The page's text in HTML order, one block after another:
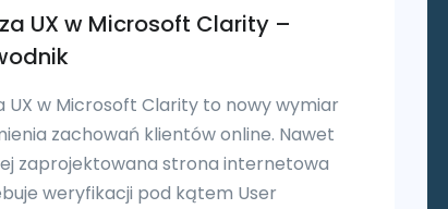
UX w Microsoft Clarity –
UX w Microsoft Clarity to nowy wymiar
zachowań klientów online. Nawet
zaprojektowana strona internetowa
weryfikacji pod kątem User